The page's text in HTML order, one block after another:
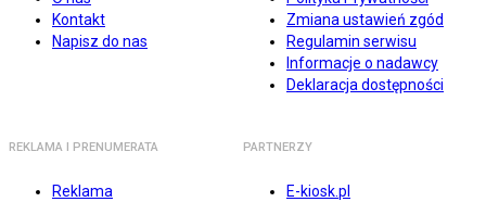
Kontakt
Napisz do nas
Zmiana ustawień zgód
Regulamin serwisu
Informacje o nadawcy
Deklaracja dostępności
REKLAMA I PRENUMERATA
Reklama
PARTNERZY
E-kiosk.pl